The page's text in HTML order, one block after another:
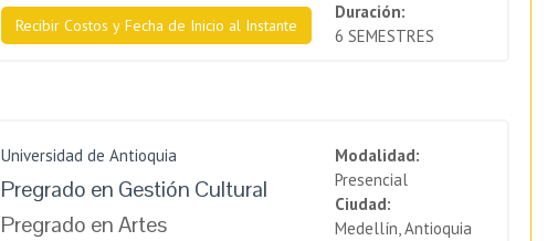
Recibir Costos y Fecha de Inicio al Instante
Duración:
6 SEMESTRES
Universidad de Antioquia
Pregrado en Gestión Cultural
Pregrado en Artes
Modalidad:
Presencial
Ciudad:
Medellín, Antioquia